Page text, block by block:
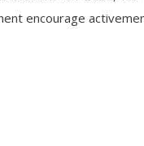
encourage